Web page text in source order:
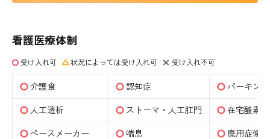
看護医療体制
受け入れ可 状況によっては受け入れ可 受け入れ不可
介護食 認知症 パーキン
人工透析 ストーマ・人工肛門 在宅酸素
ペースメーカー 喘息 廃用症候群